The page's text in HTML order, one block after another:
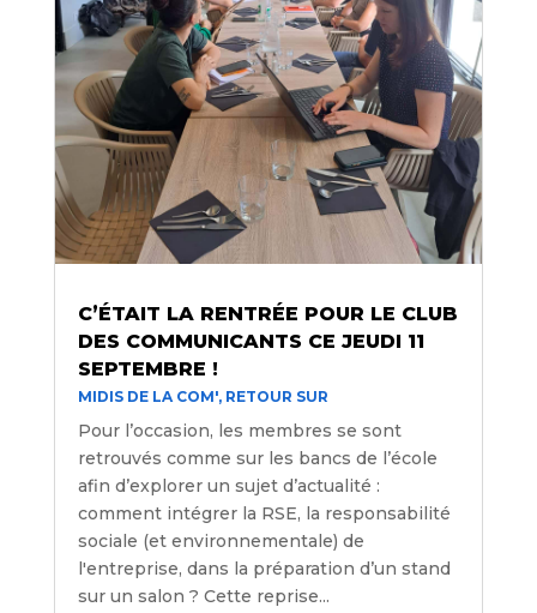
C’ÉTAIT LA RENTRÉE POUR LE CLUB
DES COMMUNICANTS CE JEUDI 11
SEPTEMBRE !
MIDIS DE LA COM', RETOUR SUR
Pour l’occasion, les membres se sont
retrouvés comme sur les bancs de l’école
afin d’explorer un sujet d’actualité :
comment intégrer la RSE, la responsabilité
sociale (et environnementale) de
l'entreprise, dans la préparation d’un stand
sur un salon ? Cette reprise...